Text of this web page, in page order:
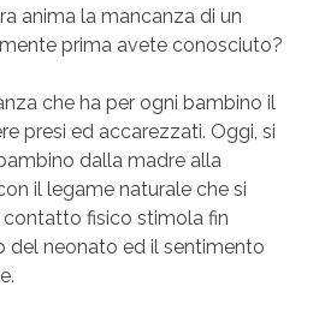
anima la mancanza di un
prima avete conosciuto?
che ha per ogni bambino il
presi ed accarezzati. Oggi, si
dalla madre alla
il legame naturale che si
contatto fisico stimola fin
del neonato ed il sentimento